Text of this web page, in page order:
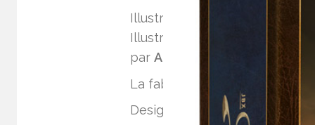
Illustrations des cartes par
Illustration plateau par
Lunart
par Agathe Nazarenko
La fabrication du projet est
Design et intégration du